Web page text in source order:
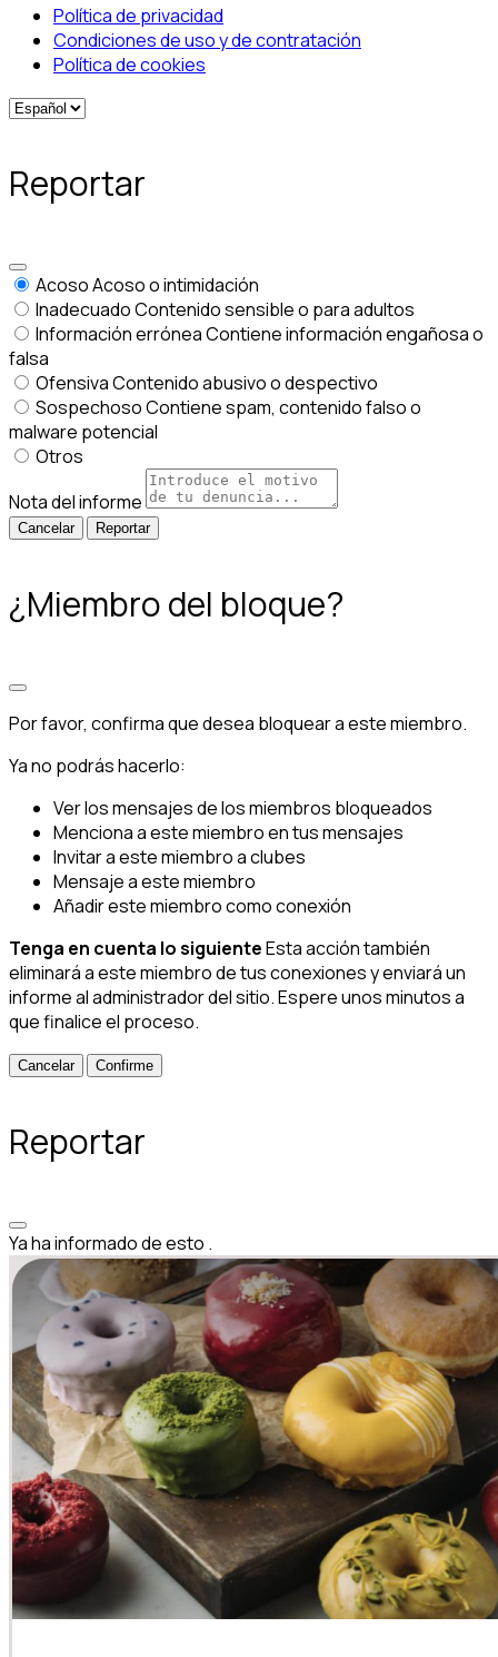
Política de privacidad
Condiciones de uso y de contratación
Política de cookies
Reportar
AcosoAcoso o intimidación
InadecuadoContenido sensible o para adultos
Información erróneaContiene información engañosa o
falsa
OfensivaContenido abusivo o despectivo
SospechosoContiene spam, contenido falso o
malware potencial
Otros
Nota del informe
Reportar
¿Miembro del bloque?
Por favor, confirma que desea bloquear a este miembro.
Ya no podrás hacerlo:
Ver los mensajes de los miembros bloqueados
Menciona a este miembro en tus mensajes
Invitar a este miembro a clubes
Mensaje a este miembro
Añadir este miembro como conexión
Tenga en cuenta lo siguienteEsta acción también
eliminará a este miembro de tus conexiones y enviará un
informe al administrador del sitio. Espere unos minutos a
que finalice el proceso.
Confirme
Reportar
Ya ha informado de esto .